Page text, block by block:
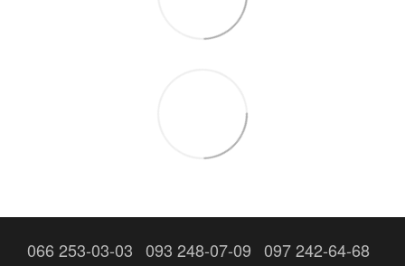
066 253-03-03 093 248-07-09 097 242-64-68